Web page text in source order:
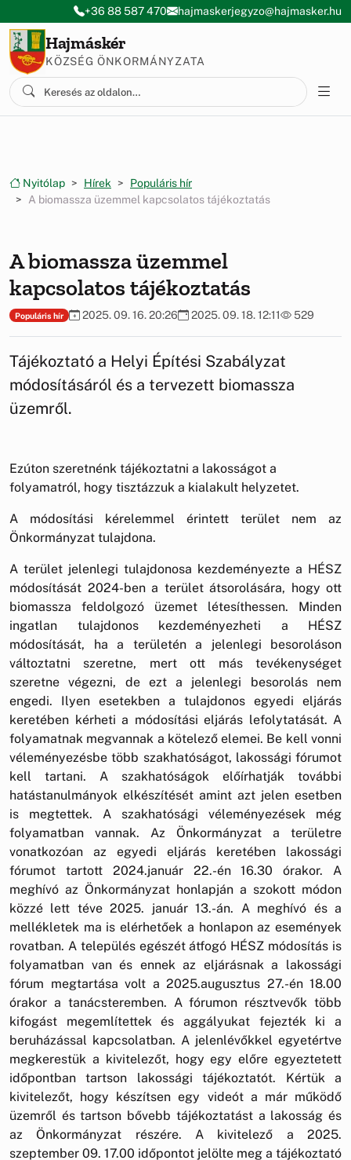
Ugrás a menüre
Ugrás a tartalomra
+36 88 587 470 hajmaskerjegyzo@hajmasker.hu
Hajmáskér
KÖZSÉG ÖNKORMÁNYZATA
Nyitólap Hírek
Populáris hír
A biomassza üzemmel kapcsolatos tájékoztatás
A biomassza üzemmel
kapcsolatos tájékoztatás
Populáris hír 2025. 09. 16. 20:26 2025. 09. 18. 12:11 529
Tájékoztató a Helyi Építési Szabályzat
módosításáról és a tervezett biomassza
üzemről.
Ezúton szeretnénk tájékoztatni a lakosságot a
folyamatról, hogy tisztázzuk a kialakult helyzetet.
A módosítási kérelemmel érintett terület nem az
Önkormányzat tulajdona.
A terület jelenlegi tulajdonosa kezdeményezte a HÉSZ
módosítását 2024-ben a terület átsorolására, hogy ott
biomassza feldolgozó üzemet létesíthessen. Minden
ingatlan tulajdonos kezdeményezheti a HÉSZ
módosítását, ha a területén a jelenlegi besoroláson
változtatni szeretne, mert ott más tevékenységet
szeretne végezni, de ezt a jelenlegi besorolás nem
engedi. Ilyen esetekben a tulajdonos egyedi eljárás
keretében kérheti a módosítási eljárás lefolytatását. A
folyamatnak megvannak a kötelező elemei. Be kell vonni
véleményezésbe több szakhatóságot, lakossági fórumot
kell tartani. A szakhatóságok előírhatják további
hatástanulmányok elkészítését amint azt jelen esetben
is megtettek. A szakhatósági véleményezések még
folyamatban vannak. Az Önkormányzat a területre
vonatkozóan az egyedi eljárás keretében lakossági
fórumot tartott 2024.január 22.-én 16.30 órakor. A
meghívó az Önkormányzat honlapján a szokott módon
közzé lett téve 2025. január 13.-án. A meghívó és a
mellékletek ma is elérhetőek a honlapon az események
rovatban. A település egészét átfogó HÉSZ módosítás is
folyamatban van és ennek az eljárásnak a lakossági
fórum megtartása volt a 2025.augusztus 27.-én 18.00
órakor a tanácsteremben. A fórumon résztvevők több
kifogást megemlítettek és aggályukat fejezték ki a
beruházással kapcsolatban. A jelenlévőkkel egyetértve
megkerestük a kivitelezőt, hogy egy előre egyeztetett
időpontban tartson lakossági tájékoztatót. Kértük a
kivitelezőt, hogy készítsen egy videót a már működő
üzemről és tartson bővebb tájékoztatást a lakosság és
az Önkormányzat részére. A kivitelező a 2025.
szeptember 09. 17.00 időpontot jelölte meg a tájékoztató